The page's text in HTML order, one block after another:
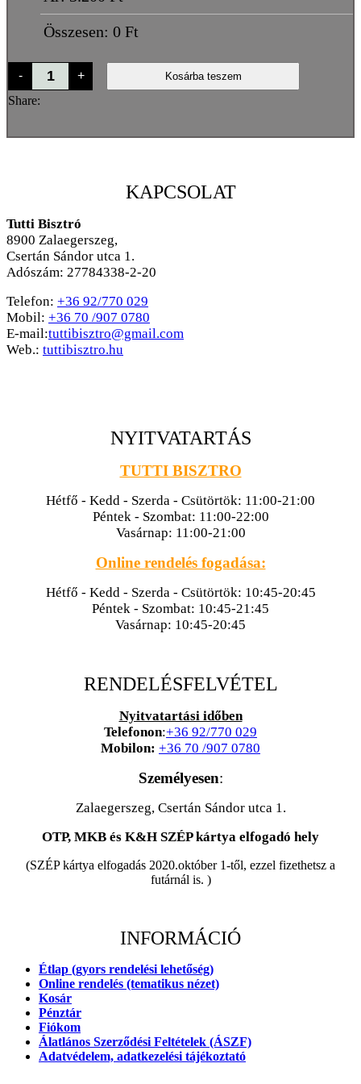
Összesen: 0 Ft
-
Böllér
mennyiség
+ Kosárba teszem
Share:
KAPCSOLAT
Tutti Bisztró
8900 Zalaegerszeg,
Csertán Sándor utca 1.
Adószám: 27784338-2-20
Telefon: +36 92/770 029
Mobil: +36 70 /907 0780
E-mail:tuttibisztro@gmail.com
Web.: tuttibisztro.hu
NYITVATARTÁS
TUTTI BISZTRO
Hétfő - Kedd - Szerda - Csütörtök: 11:00-21:00
Péntek - Szombat: 11:00-22:00
Vasárnap: 11:00-21:00
Online rendelés fogadása:
Hétfő - Kedd - Szerda - Csütörtök: 10:45-20:45
Péntek - Szombat: 10:45-21:45
Vasárnap: 10:45-20:45
RENDELÉSFELVÉTEL
Nyitvatartási időben
Telefonon:+36 92/770 029
Mobilon: +36 70 /907 0780
Személyesen:
Zalaegerszeg, Csertán Sándor utca 1.
OTP, MKB és K&H SZÉP kártya elfogadó hely
(SZÉP kártya elfogadás 2020.október 1-től, ezzel fizethetsz a
futárnál is. )
INFORMÁCIÓ
Étlap (gyors rendelési lehetőség)
Online rendelés (tematikus nézet)
Kosár
Pénztár
Fiókom
Álatlános Szerződési Feltételek (ÁSZF)
Adatvédelem, adatkezelési tájékoztató